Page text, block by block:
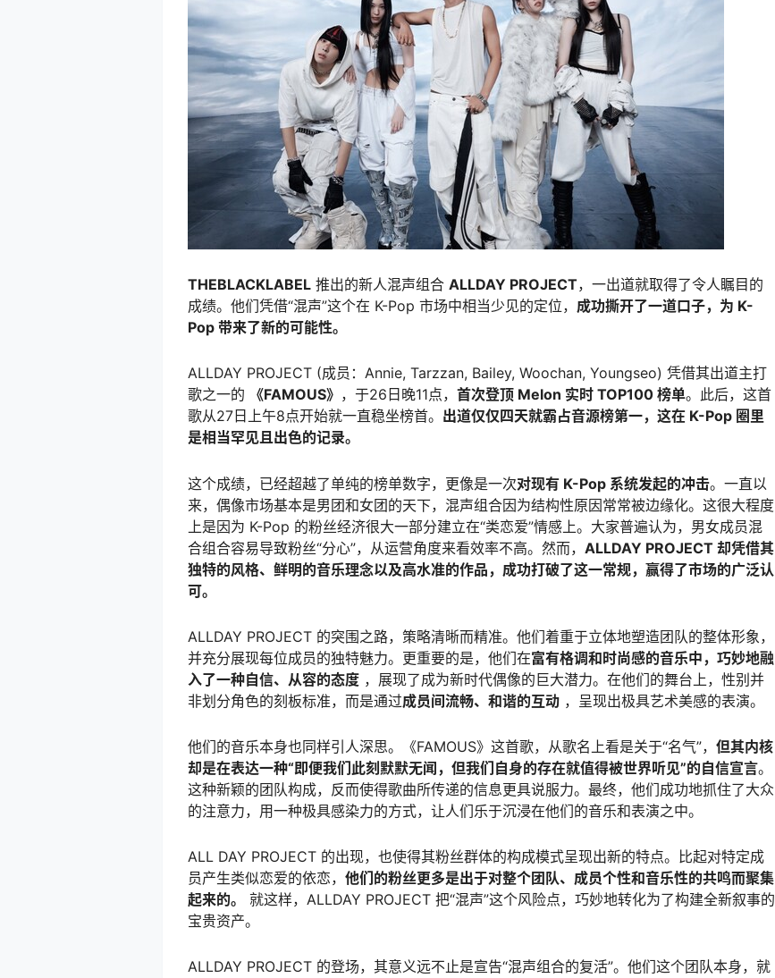
THEBLACKLABEL 推出的新人混声组合 ALLDAY PROJECT，一出道就取得了令人瞩目的
成绩。他们凭借“混声”这个在 K-Pop 市场中相当少见的定位， 成功撕开了一道口子，为 K-
Pop 带来了新的可能性。
ALLDAY PROJECT (成员：Annie, Tarzzan, Bailey, Woochan, Youngseo) 凭借其出道主打
歌之一的
《FAMOUS》 ，于26日晚11点， 首次登顶 Melon 实时 TOP100 榜单。此后，这首
歌从27日上午8点开始就一直稳坐榜首。 出道仅仅四天就霸占音源榜第一，这在 K-Pop 圈里
是相当罕见且出色的记录。
这个成绩，已经超越了单纯的榜单数字，更像是一次对现有 K-Pop 系统发起的冲击。一直以
来，偶像市场基本是男团和女团的天下，混声组合因为结构性原因常常被边缘化。这很大程度
上是因为 K-Pop 的粉丝经济很大一部分建立在“类恋爱”情感上。大家普遍认为，男女成员混
合组合容易导致粉丝“分心”，从运营角度来看效率不高。然而， ALLDAY PROJECT 却凭借其
独特的风格、鲜明的音乐理念以及高水准的作品，成功打破了这一常规，赢得了市场的广泛认
可。
ALLDAY PROJECT 的突围之路，策略清晰而精准。他们着重于立体地塑造团队的整体形象，
并充分展现每位成员的独特魅力。更重要的是，他们在富有格调和时尚感的音乐中，巧妙地融
入了一种自信、从容的态度 ，展现了成为新时代偶像的巨大潜力。在他们的舞台上，性别并
非划分角色的刻板标准，而是通过成员间流畅、和谐的互动 ，呈现出极具艺术美感的表演。
他们的音乐本身也同样引人深思。《FAMOUS》这首歌，从歌名上看是关于“名气”， 但其内核
却是在表达一种“即便我们此刻默默无闻，但我们自身的存在就值得被世界听见”的自信宣言。
这种新颖的团队构成，反而使得歌曲所传递的信息更具说服力。最终，他们成功地抓住了大众
的注意力，用一种极具感染力的方式，让人们乐于沉浸在他们的音乐和表演之中。
ALL DAY PROJECT 的出现，也使得其粉丝群体的构成模式呈现出新的特点。比起对特定成
员产生类似恋爱的依恋， 他们的粉丝更多是出于对整个团队、成员个性和音乐性的共鸣而聚集
起来的。
就这样，ALLDAY PROJECT 把“混声”这个风险点，巧妙地转化为了构建全新叙事的
宝贵资产。
ALLDAY PROJECT 的登场，其意义远不止是宣告“混声组合的复活”。他们这个团队本身，就